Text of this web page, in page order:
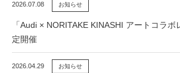
2026.07.08 お知らせ
「Audi × NORITAKE KINASHI アートコラ
定開催
2026.04.29 お知らせ